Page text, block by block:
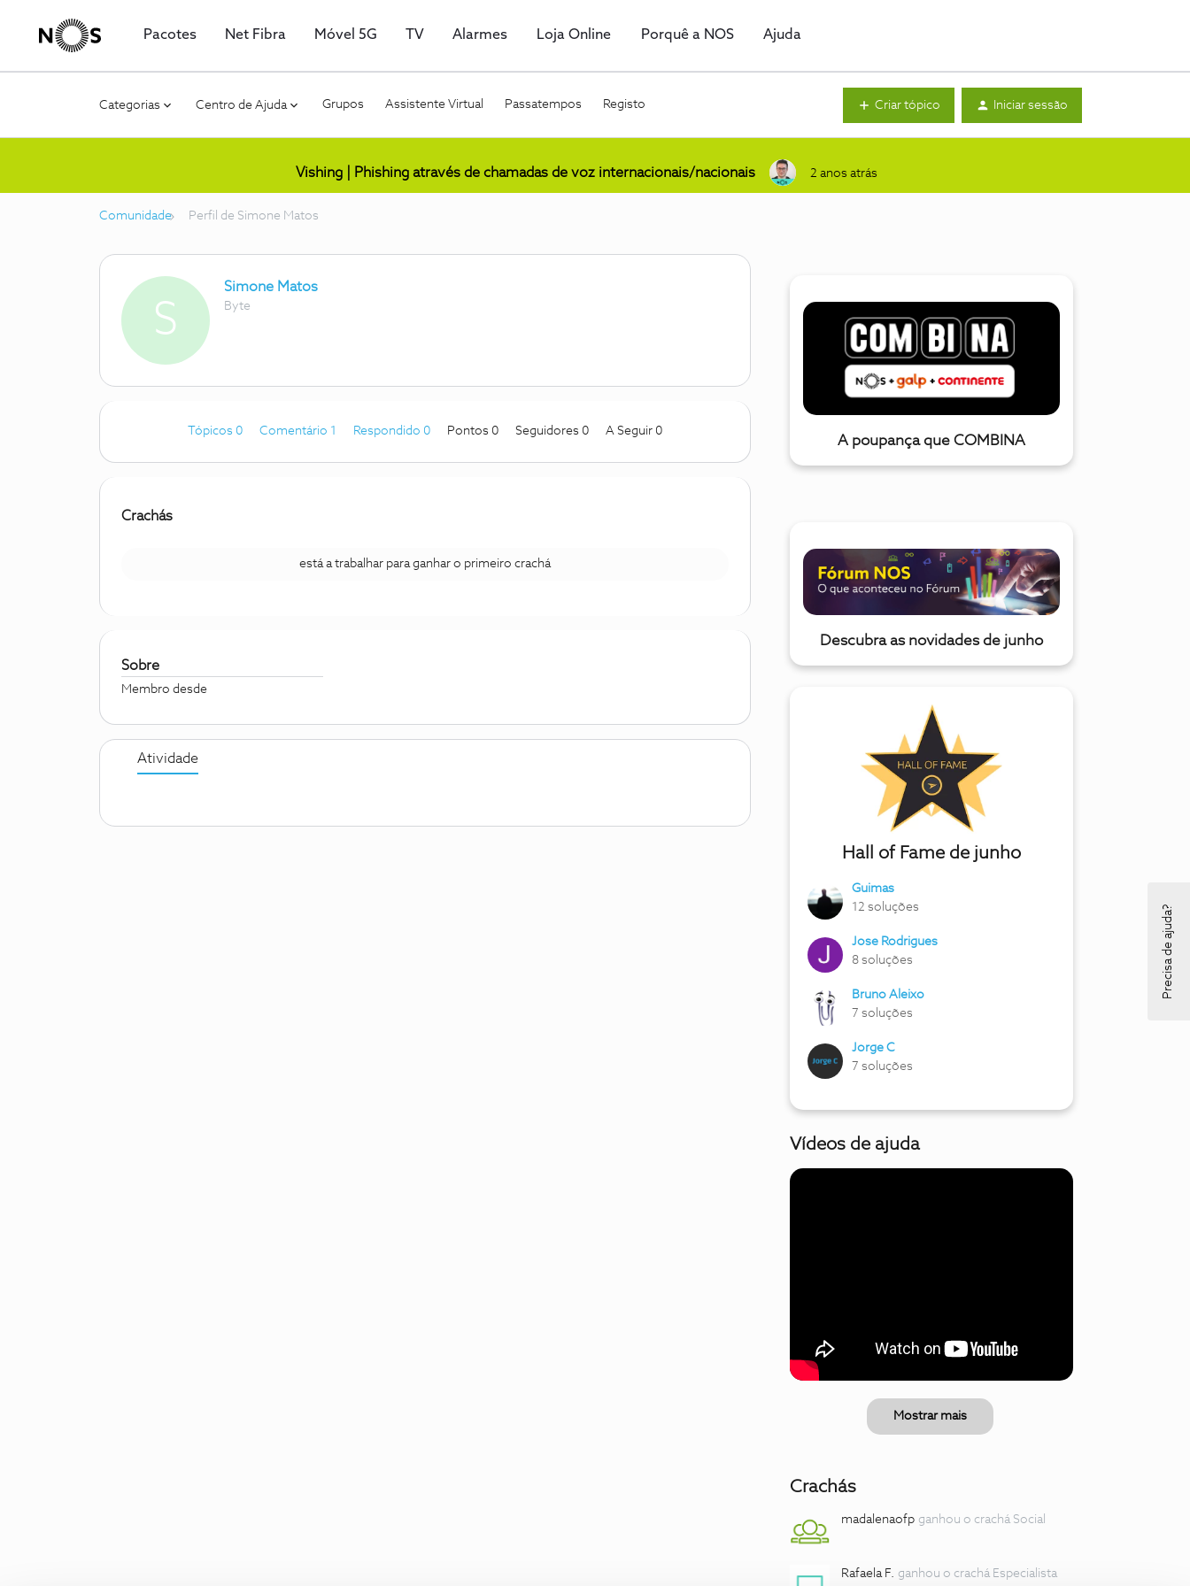
Pacotes Net Fibra Móvel 5G TV Alarmes Loja Online Porquê a NOS Ajuda
Categorias Centro de Ajuda Grupos Assistente Virtual Passatempos Registo Criar tópico Iniciar sessão
Vishing | Phishing através de chamadas de voz internacionais/nacionais 2 anos atrás
Comunidade Perfil de Simone Matos
S
Simone Matos
Byte
Tópicos 0 Comentário 1 Respondido 0 Pontos 0 Seguidores 0 A Seguir 0
Crachás
está a trabalhar para ganhar o primeiro crachá
Sobre
Membro desde
Atividade
A poupança que COMBINA
Descubra as novidades de junho
Hall of Fame de junho
Guimas
12 soluções
Jose Rodrigues
8 soluções
Bruno Aleixo
7 soluções
Jorge C
7 soluções
Vídeos de ajuda
Mostrar mais
Crachás
madalenaofp ganhou o crachá Social
Rafaela F. ganhou o crachá Especialista
Precisa de ajuda?